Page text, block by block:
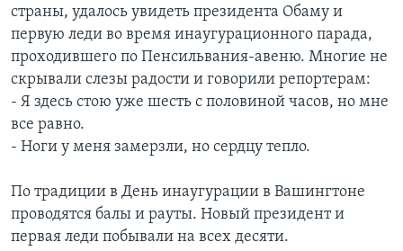
страны, удалось увидеть президента Обаму и
первую леди во время инаугурационного парада,
проходившего по Пенсильвания-авеню. Многие не
скрывали слезы радости и говорили репортерам:
- Я здесь стою уже шесть с половиной часов, но мне
все равно.
- Ноги у меня замерзли, но сердцу тепло.
По традиции в День инаугурации в Вашингтоне
проводятся балы и рауты. Новый президент и
первая леди побывали на всех десяти.